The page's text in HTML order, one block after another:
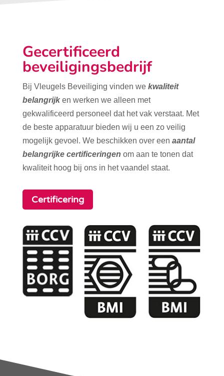
Gecertificeerd
beveiligingsbedrijf
Bij Vleugels Beveiliging vinden we kwaliteit
belangrijk en werken we alleen met
gekwalificeerd personeel dat het vak verstaat. Met
de beste apparatuur bieden wij u een zo veilig
mogelijk gevoel. We beschikken over een aantal
belangrijke certificeringen om aan te tonen dat
kwaliteit hoog bij ons in het vaandel staat.
Certificering